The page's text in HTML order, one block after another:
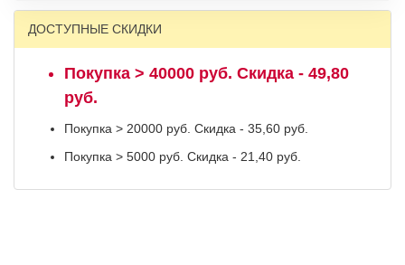
ДОСТУПНЫЕ СКИДКИ
Покупка > 40000 руб. Скидка - 49,80
руб.
Покупка > 20000 руб. Скидка - 35,60 руб.
Покупка > 5000 руб. Скидка - 21,40 руб.